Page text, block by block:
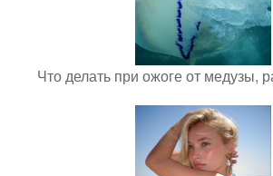
Что делать при ожоге от медузы,